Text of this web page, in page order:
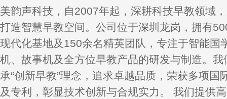
美韵声科技，自2007年起，深耕科技早教领域
打造智慧早教空间。公司位于深圳龙岗，拥有
现代化基地及150余名精英团队，专注于智能国
机、故事机及全方位早教产品的研发与制造。我
承“创新早教”理念，追求卓越品质，荣获多项国
及专利，彰显技术创新与合规实力。 我们提供